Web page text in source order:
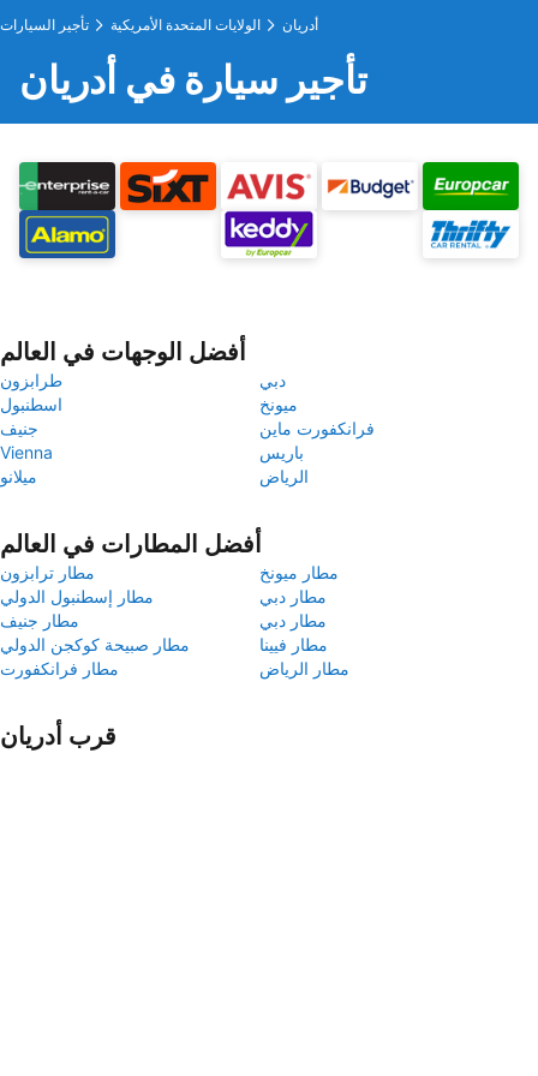
تأجير السيارات الولايات المتحدة الأمريكية أدريان
تأجير سيارة في أدريان
أفضل الوجهات في العالم
طرابزون
دبي
اسطنبول
ميونخ
جنيف
فرانكفورت ماين
Vienna
باريس
ميلانو
الرياض
أفضل المطارات في العالم
مطار ترابزون
مطار ميونخ
مطار إسطنبول الدولي
مطار دبي
مطار جنيف
مطار دبي
مطار صبيحة كوكجن الدولي
مطار فيينا
مطار فرانكفورت
مطار الرياض
قرب أدريان